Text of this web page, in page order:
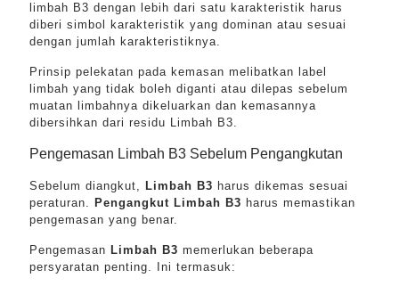
limbah B3 dengan lebih dari satu karakteristik harus
diberi simbol karakteristik yang dominan atau sesuai
dengan jumlah karakteristiknya.
Prinsip pelekatan pada kemasan melibatkan label
limbah yang tidak boleh diganti atau dilepas sebelum
muatan limbahnya dikeluarkan dan kemasannya
dibersihkan dari residu Limbah B3.
Pengemasan Limbah B3 Sebelum Pengangkutan
Sebelum diangkut, Limbah B3 harus dikemas sesuai
peraturan. Pengangkut Limbah B3 harus memastikan
pengemasan yang benar.
Pengemasan Limbah B3 memerlukan beberapa
persyaratan penting. Ini termasuk: